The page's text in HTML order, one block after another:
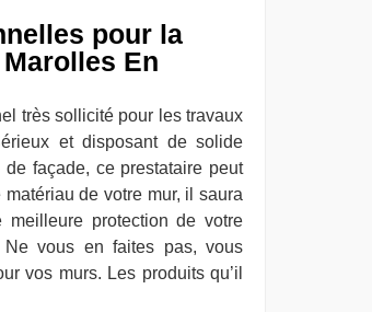
pour la
En
très sollicité pour les travaux
et disposant de solide
façade, ce prestataire peut
de votre mur, il saura
protection de votre
vous en faites pas, vous
vos murs. Les produits qu’il